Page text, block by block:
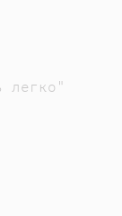
легко"